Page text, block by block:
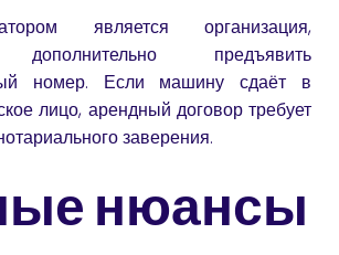
является организация,
дополнительно предъявить
номер. Если машину сдаёт в
лицо, арендный договор требует
заверения.
нюансы